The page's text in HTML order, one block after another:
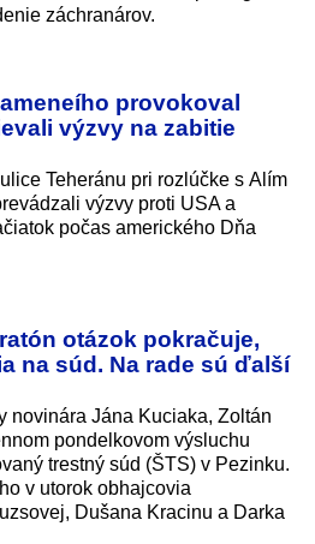
záchranárov.
provokoval
výzvy na zabitie
Teheránu pri rozlúčke s Alím
výzvy proti USA a
počas amerického Dňa
otázok pokračuje,
na súd. Na rade sú ďalší
novinára Jána Kuciaka, Zoltán
pondelkovom výsluchu
trestný súd (ŠTS) v Pezinku.
v utorok obhajcovia
Dušana Kracinu a Darka